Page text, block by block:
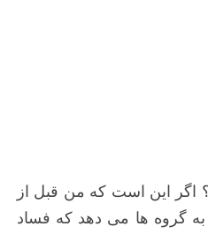
اگر این است که من قبل از
به گروه ها می دهد که فساد